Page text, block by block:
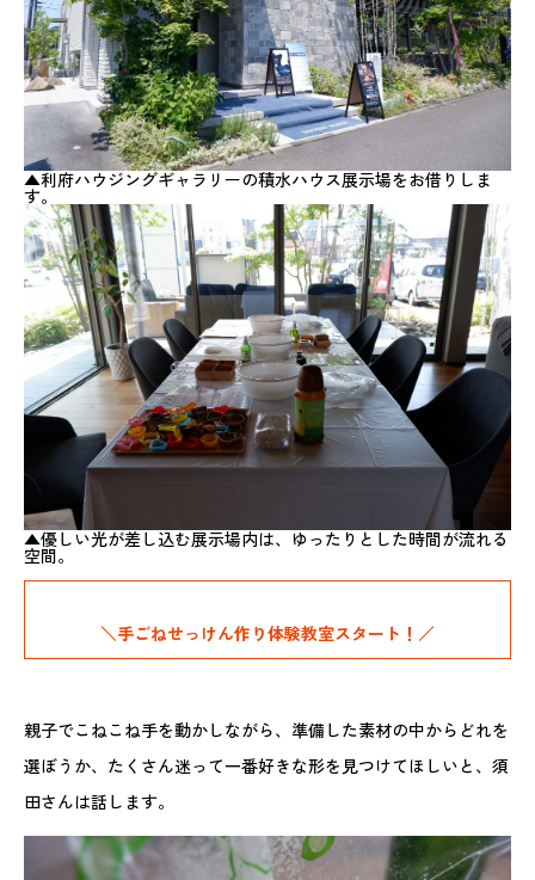
▲利府ハウジングギャラリーの積水ハウス展示場をお借りしま
す。
▲優しい光が差し込む展示場内は、ゆったりとした時間が流れる
空間。
＼手ごねせっけん作り体験教室スタート！／
親子でこねこね手を動かしながら、準備した素材の中からどれを
選ぼうか、たくさん迷って一番好きな形を見つけてほしいと、須
田さんは話します。